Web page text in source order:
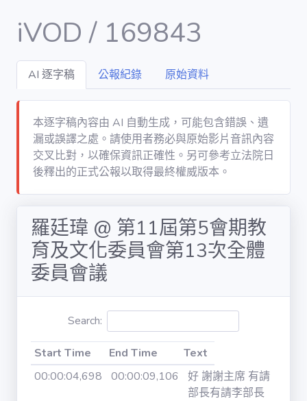
Dashboard
會議 / meet
立委 / legislator
委員會 /
committee
法律 / law
iVOD / 169843
AI 逐字稿 公報紀錄 原始資料
本逐字稿內容由 AI 自動生成，可能包含錯誤、遺
漏或誤譯之處。請使用者務必與原始影片音訊內容
交叉比對，以確保資訊正確性。另可參考立法院日
後釋出的正式公報以取得最終權威版本。
羅廷瑋 @ 第11屆第5會期教
育及文化委員會第13次全體
委員會議
Search:
Start Time End Time
Text
Start Time
End Time Text
00:00:04,698 00:00:09,106
好 謝謝主席 有請
部長有請李部長